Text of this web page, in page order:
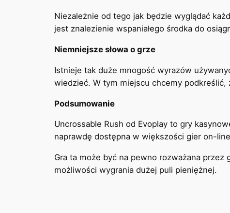
Niezależnie od tego jak będzie wyglądać
jest znalezienie wspaniałego środka do
Niemniejsze słowa o grze
Istnieje tak duże mnogość wyrazów
wiedzieć. W tym miejscu chcemy
Podsumowanie
Uncrossable Rush od Evoplay to gry
naprawdę dostępna w większości gier on-
Gra ta może być na pewno rozważana
możliwości wygrania dużej puli pieniężnej.